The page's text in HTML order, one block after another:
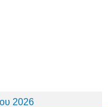
2026